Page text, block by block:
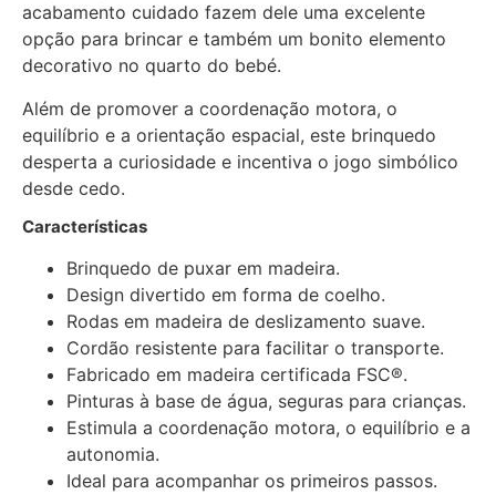
acabamento cuidado fazem dele uma excelente
opção para brincar e também um bonito elemento
decorativo no quarto do bebé.
Além de promover a coordenação motora, o
equilíbrio e a orientação espacial, este brinquedo
desperta a curiosidade e incentiva o jogo simbólico
desde cedo.
Características
Brinquedo de puxar em madeira.
Design divertido em forma de coelho.
Rodas em madeira de deslizamento suave.
Cordão resistente para facilitar o transporte.
Fabricado em madeira certificada FSC®.
Pinturas à base de água, seguras para crianças.
Estimula a coordenação motora, o equilíbrio e a
autonomia.
Ideal para acompanhar os primeiros passos.